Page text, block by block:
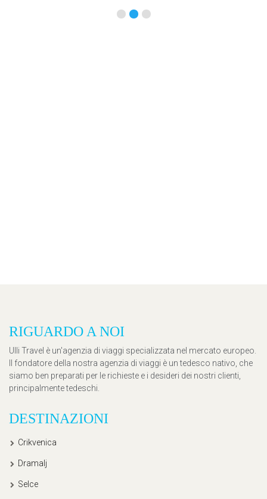
RIGUARDO A NOI
Ulli Travel è un'agenzia di viaggi specializzata nel mercato europeo.
Il fondatore della nostra agenzia di viaggi è un tedesco nativo, che
siamo ben preparati per le richieste e i desideri dei nostri clienti,
principalmente tedeschi.
DESTINAZIONI
Crikvenica
Dramalj
Selce